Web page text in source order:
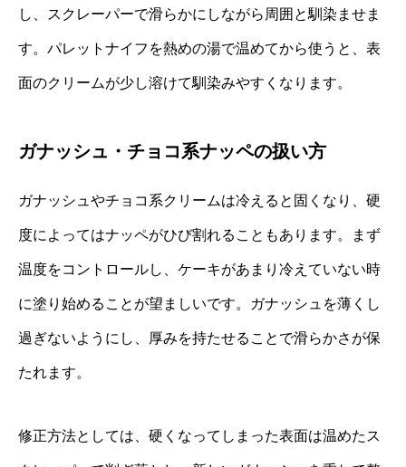
し、スクレーパーで滑らかにしながら周囲と馴染ませま
す。パレットナイフを熱めの湯で温めてから使うと、表
面のクリームが少し溶けて馴染みやすくなります。
ガナッシュ・チョコ系ナッペの扱い方
ガナッシュやチョコ系クリームは冷えると固くなり、硬
度によってはナッペがひび割れることもあります。まず
温度をコントロールし、ケーキがあまり冷えていない時
に塗り始めることが望ましいです。ガナッシュを薄くし
過ぎないようにし、厚みを持たせることで滑らかさが保
たれます。
修正方法としては、硬くなってしまった表面は温めたス